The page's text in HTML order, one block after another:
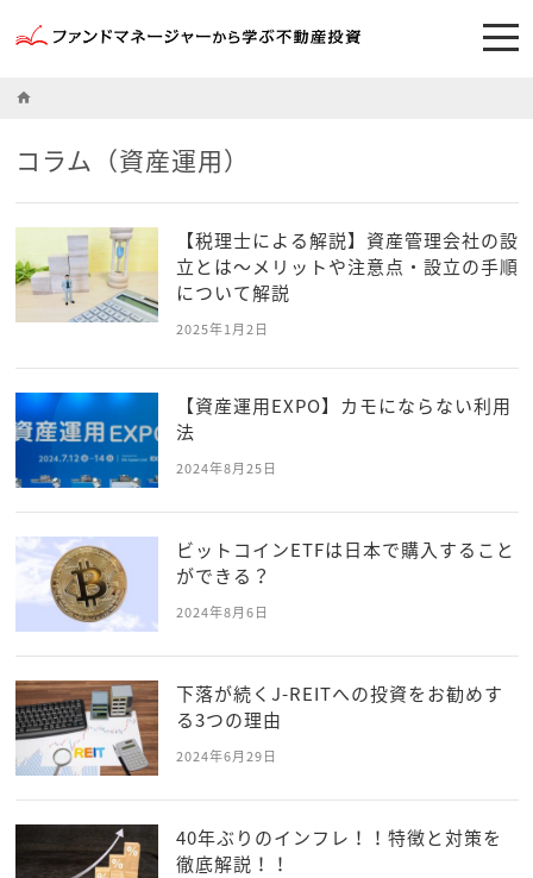
home
コラム（資産運用）
【税理士による解説】資産管理会社の設
立とは～メリットや注意点・設立の手順
について解説
2025年1月2日
【資産運用EXPO】カモにならない利用
法
2024年8月25日
ビットコインETFは日本で購入すること
ができる？
2024年8月6日
下落が続くJ-REITへの投資をお勧めす
る3つの理由
2024年6月29日
40年ぶりのインフレ！！特徴と対策を
徹底解説！！